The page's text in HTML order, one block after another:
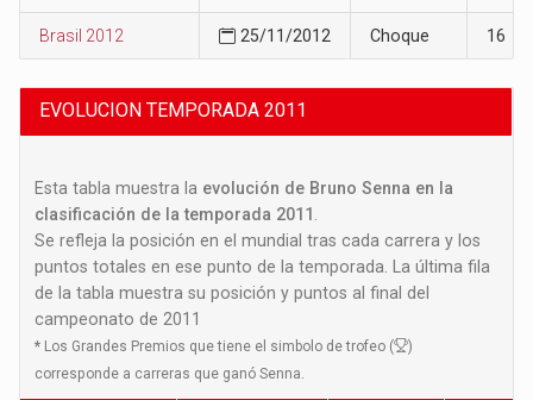
Brasil 2012 25/11/2012 Choque 16
EVOLUCION TEMPORADA 2011
Esta tabla muestra la evolución de Bruno Senna en la
clasificación de la temporada 2011
Se refleja la posición en el mundial tras cada carrera y los
puntos totales en ese punto de la temporada. La última fila
de la tabla muestra su posición y puntos al final del
campeonato de 2011
* Los Grandes Premios que tiene el simbolo de trofeo (
)
corresponde a carreras que ganó Senna.